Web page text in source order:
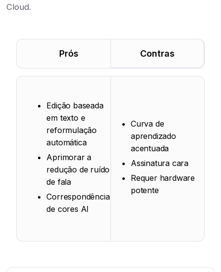
Cloud.
Prós Contras
Edição baseada
em texto e
reformulação
automática
Aprimorar a
redução de ruído
de fala
Correspondência
de cores AI
Curva de
aprendizado
acentuada
Assinatura cara
Requer hardware
potente